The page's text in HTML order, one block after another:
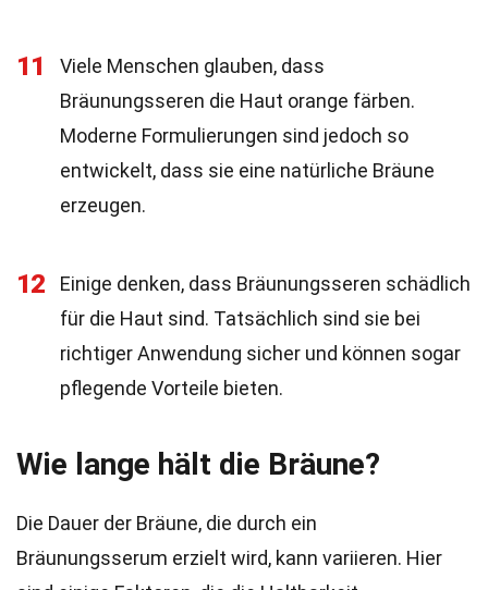
11
Viele Menschen glauben, dass
Bräunungsseren die Haut orange färben.
Moderne Formulierungen sind jedoch so
entwickelt, dass sie eine natürliche Bräune
erzeugen.
12
Einige denken, dass Bräunungsseren schädlich
für die Haut sind. Tatsächlich sind sie bei
richtiger Anwendung sicher und können sogar
pflegende Vorteile bieten.
Wie lange hält die Bräune?
Die Dauer der Bräune, die durch ein
Bräunungsserum erzielt wird, kann variieren. Hier